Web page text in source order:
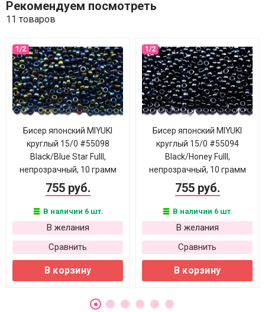
Рекомендуем посмотреть
11 товаров
Бисер японский MIYUKI
круглый 15/0 #55098
Black/Blue Star Fulll,
непрозрачный, 10 грамм
755 руб.
В наличии 6 шт.
В желания
Сравнить
В корзину
Бисер японский MIYUKI
круглый 15/0 #55094
Black/Honey Fulll,
непрозрачный, 10 грамм
755 руб.
В наличии 6 шт.
В желания
Сравнить
В корзину